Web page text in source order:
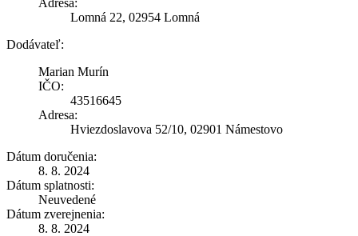
Lomná 22, 02954 Lomná
Dodávateľ:
Marian Murín
IČO:
43516645
Adresa:
Hviezdoslavova 52/10, 02901 Námestovo
Dátum doručenia:
8. 8. 2024
Dátum splatnosti:
Neuvedené
Dátum zverejnenia:
8. 8. 2024